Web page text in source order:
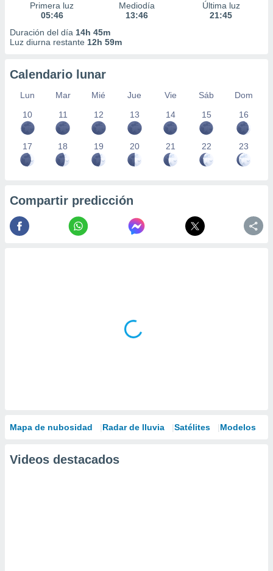
Primera luz
05:46
Mediodía
13:46
Última luz
21:45
Duración del día 14h 45m
Luz diurna restante 12h 59m
Calendario lunar
Lun Mar Mié Jue Vie Sáb
Dom
10
11 12 13 14 15 16
17 18 19 20 21 22 23
Compartir predicción
Mapa de nubosidad Radar de lluvia Satélites Modelos
Videos destacados